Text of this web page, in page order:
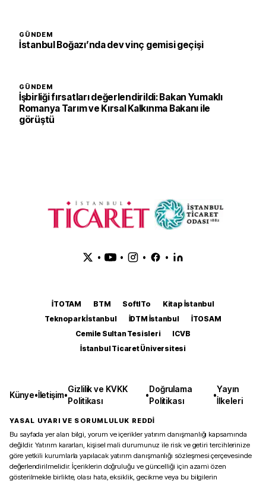
GÜNDEM
İstanbul Boğazı’nda dev vinç gemisi geçişi
GÜNDEM
İşbirliği fırsatları değerlendirildi: Bakan Yumaklı
Romanya Tarım ve Kırsal Kalkınma Bakanı ile
görüştü
• • • •
İTOTAM BTM SoftITo
Kitap İstanbul
Teknopark İstanbul
İDTM İstanbul
İTOSAM
Cemile Sultan Tesisleri
ICVB
İstanbul Ticaret Üniversitesi
Künye•İletişim•
Gizlilik ve KVKK
Politikası
•
Doğrulama
Politikası
•
Yayın
İlkeleri
YASAL UYARI VE SORUMLULUK REDDİ
Bu sayfada yer alan bilgi, yorum ve içerikler yatırım danışmanlığı kapsamında
değildir. Yatırım kararları, kişisel mali durumunuz ile risk ve getiri tercihlerinize
göre yetkili kurumlarla yapılacak yatırım danışmanlığı sözleşmesi çerçevesinde
değerlendirilmelidir. İçeriklerin doğruluğu ve güncelliği için azami özen
gösterilmekle birlikte, olası hata, eksiklik, gecikme veya bu bilgilerin